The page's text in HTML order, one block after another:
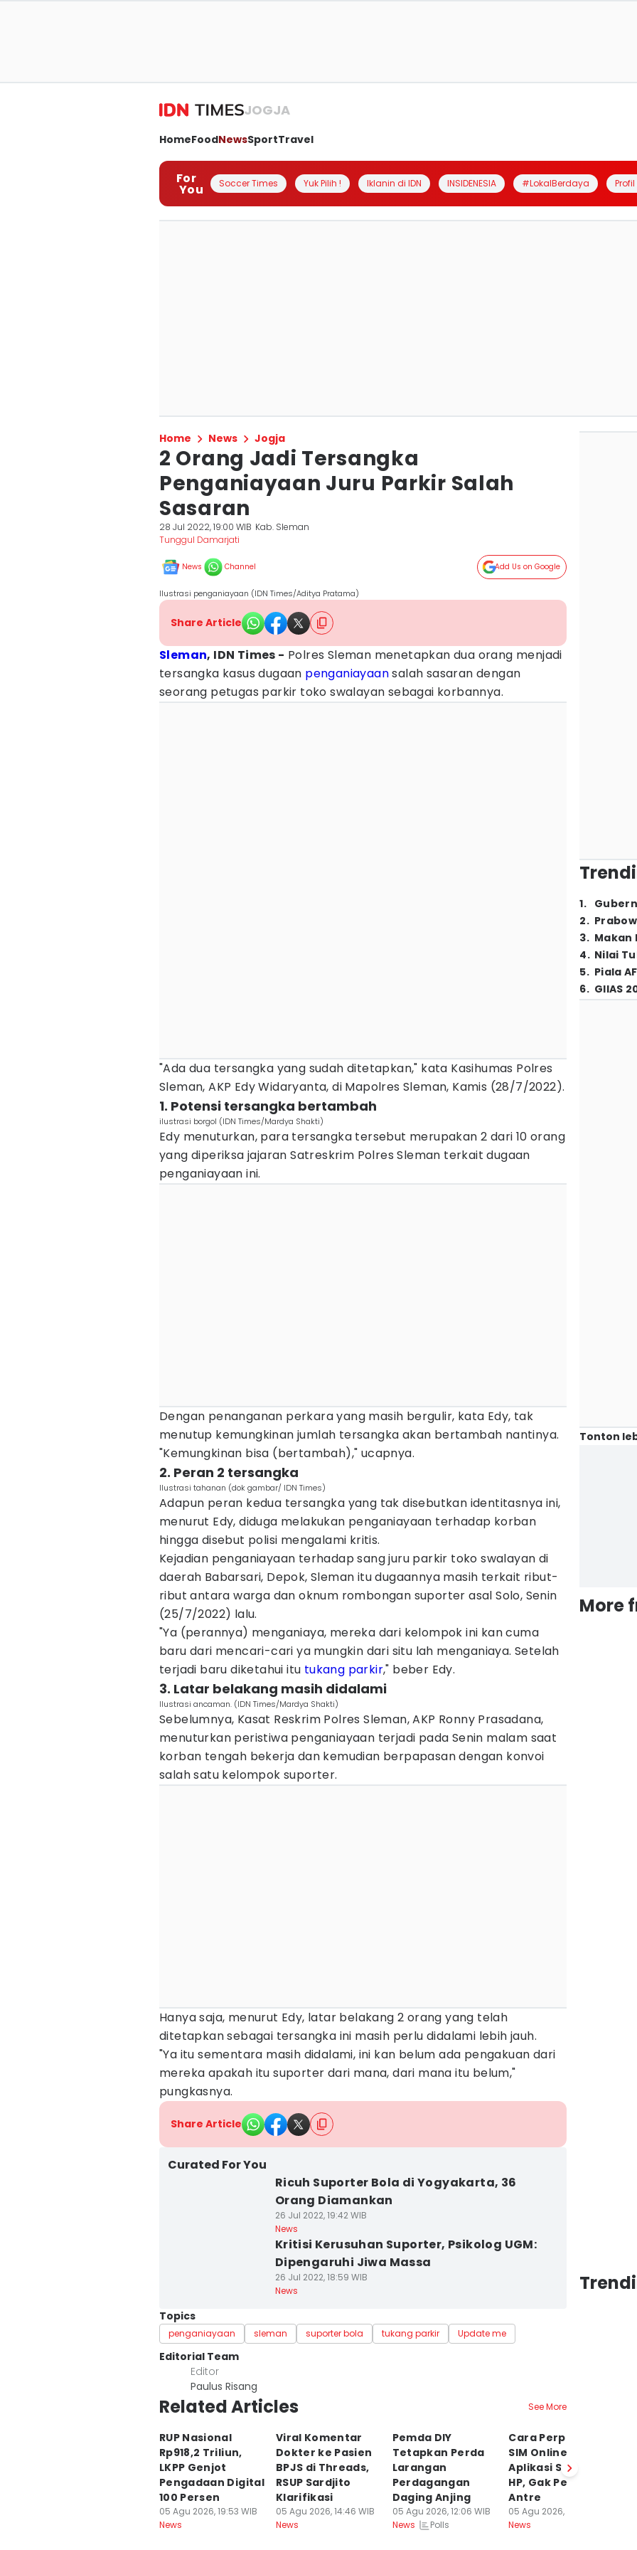
JOGJA
HomeFoodNewsSportTravel
For
You Soccer Times Yuk Pilih ! Iklanin di IDN INSIDENESIA #LokalBerdaya
Home News Jogja
2 Orang Jadi Tersangka
Penganiayaan Juru Parkir Salah
Sasaran
28 Jul 2022, 19:00 WIB Kab. Sleman
Tunggul Damarjati
News Channel Add Us on Google
Ilustrasi penganiayaan (IDN Times/Aditya Pratama)
Share Article
Sleman, IDN Times - Polres Sleman menetapkan dua orang menjadi
tersangka kasus dugaan penganiayaansalah sasaran dengan
seorang petugas parkir toko swalayan sebagai korbannya.
"Ada dua tersangka yang sudah ditetapkan," kata Kasihumas Polres
Sleman, AKP Edy Widaryanta, di Mapolres Sleman, Kamis (28/7/2022).
1. Potensi tersangka bertambah
ilustrasi borgol (IDN Times/Mardya Shakti)
Edy menuturkan, para tersangka tersebut merupakan 2 dari 10 orang
yang diperiksa jajaran Satreskrim Polres Sleman terkait dugaan
penganiayaan ini.
Dengan penanganan perkara yang masih bergulir, kata Edy, tak
menutup kemungkinan jumlah tersangka akan bertambah nantinya.
"Kemungkinan bisa (bertambah)," ucapnya.
2. Peran 2 tersangka
Ilustrasi tahanan (dok gambar/ IDN Times)
Adapun peran kedua tersangka yang tak disebutkan identitasnya ini,
menurut Edy, diduga melakukan penganiayaan terhadap korban
hingga disebut polisi mengalami kritis.
Kejadian penganiayaan terhadap sang juru parkir toko swalayan di
daerah Babarsari, Depok, Sleman itu dugaannya masih terkait ribut-
ribut antara warga dan oknum rombongan suporter asal Solo, Senin
(25/7/2022) lalu.
"Ya (perannya) menganiaya, mereka dari kelompok ini kan cuma
baru dari mencari-cari ya mungkin dari situ lah menganiaya. Setelah
terjadi baru diketahui itu tukang parkir," beber Edy.
3. Latar belakang masih didalami
Ilustrasi ancaman. (IDN Times/Mardya Shakti)
Sebelumnya, Kasat Reskrim Polres Sleman, AKP Ronny Prasadana,
menuturkan peristiwa penganiayaan terjadi pada Senin malam saat
korban tengah bekerja dan kemudian berpapasan dengan konvoi
salah satu kelompok suporter.
Hanya saja, menurut Edy, latar belakang 2 orang yang telah
ditetapkan sebagai tersangka ini masih perlu didalami lebih jauh.
"Ya itu sementara masih didalami, ini kan belum ada pengakuan dari
mereka apakah itu suporter dari mana, dari mana itu belum,"
pungkasnya.
Share Article
Curated For You
Ricuh Suporter Bola di Yogyakarta, 36
Orang Diamankan
26 Jul 2022, 19:42 WIB
News
Kritisi Kerusuhan Suporter, Psikolog UGM:
Dipengaruhi Jiwa Massa
26 Jul 2022, 18:59 WIB
News
Topics
penganiayaan sleman suporter bola tukang parkir Update me
Editorial Team
Editor
Paulus Risang
Related Articles See More
RUP Nasional
Rp918,2 Triliun,
LKPP Genjot
Pengadaan Digital
100 Persen
05 Agu 2026, 19:53 WIB
News
Viral Komentar
Dokter ke Pasien
BPJS di Threads,
RSUP Sardjito
Klarifikasi
05 Agu 2026, 14:46 WIB
News
Pemda DIY
Tetapkan Perda
Larangan
Perdagangan
Daging Anjing
05 Agu 2026, 12:06 WIB
News
Polls
Cara Perpanjang
SIM Online lewat
Aplikasi SINAR di
HP, Gak Perlu
Antre
05 Agu 2026, 10:59 WIB
News
1.
2.
3. Makan
4. Nilai
5. Piala
6. GIIAS
Tonton
More